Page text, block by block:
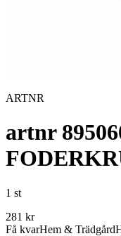
ARTNR
artnr
1 st
281 kr
Få kvarHem & Trädgård